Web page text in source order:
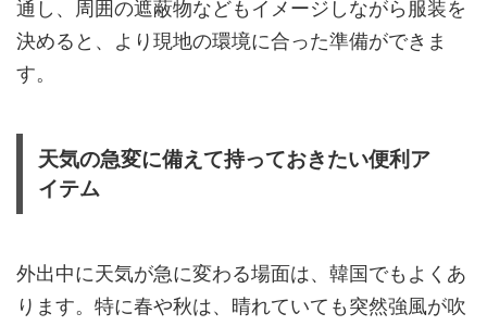
通し、周囲の遮蔽物などもイメージしながら服装を
決めると、より現地の環境に合った準備ができま
す。
天気の急変に備えて持っておきたい便利ア
イテム
外出中に天気が急に変わる場面は、韓国でもよくあ
ります。特に春や秋は、晴れていても突然強風が吹